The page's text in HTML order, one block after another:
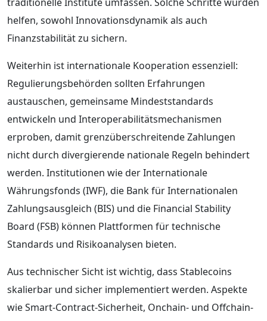
helfen, sowohl Innovationsdynamik als auch
Finanzstabilität zu sichern.
Weiterhin ist internationale Kooperation essenziell:
Regulierungsbehörden sollten Erfahrungen
austauschen, gemeinsame Mindeststandards
entwickeln und Interoperabilitätsmechanismen
erproben, damit grenzüberschreitende Zahlungen
nicht durch divergierende nationale Regeln behindert
werden. Institutionen wie der Internationale
Währungsfonds (IWF), die Bank für Internationalen
Zahlungsausgleich (BIS) und die Financial Stability
Board (FSB) können Plattformen für technische
Standards und Risikoanalysen bieten.
Aus technischer Sicht ist wichtig, dass Stablecoins
skalierbar und sicher implementiert werden. Aspekte
wie Smart-Contract-Sicherheit, Onchain- und Offchain-